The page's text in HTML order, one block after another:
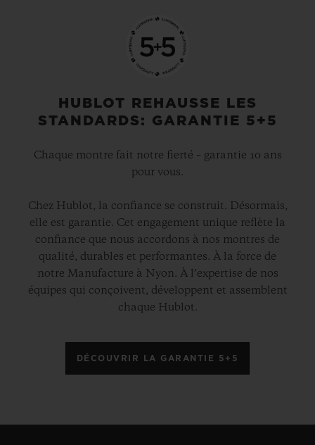
HUBLOT REHAUSSE LES
STANDARDS: GARANTIE 5+5
Chaque montre fait notre fierté – garantie 10 ans
pour vous.
Chez Hublot, la confiance se construit. Désormais,
elle est garantie. Cet engagement unique reflète la
confiance que nous accordons à nos montres de
qualité, durables et performantes. À la force de
notre Manufacture à Nyon. À l’expertise de nos
équipes qui conçoivent, développent et assemblent
chaque Hublot.
DÉCOUVRIR LA GARANTIE 5+5